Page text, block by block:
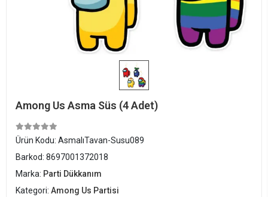
Among Us Asma Süs (4 Adet)
Ürün Kodu: AsmalıTavan-Susu089
Barkod: 8697001372018
Marka: Parti Dükkanım
Kategori: Among Us Partisi